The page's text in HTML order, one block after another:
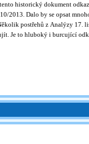
historický dokument
2013. Dalo by se opsat
postřehů z Analýzy 17.
Je to hluboký i burcující